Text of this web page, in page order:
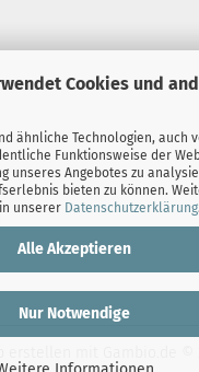
Cookies und
ähnliche Technologien, auch
Funktionsweise der
unseres Angebotes zu
bieten zu können.
unserer Datenschutzerklärung.
Alle Akzeptieren
Nur Notwendige